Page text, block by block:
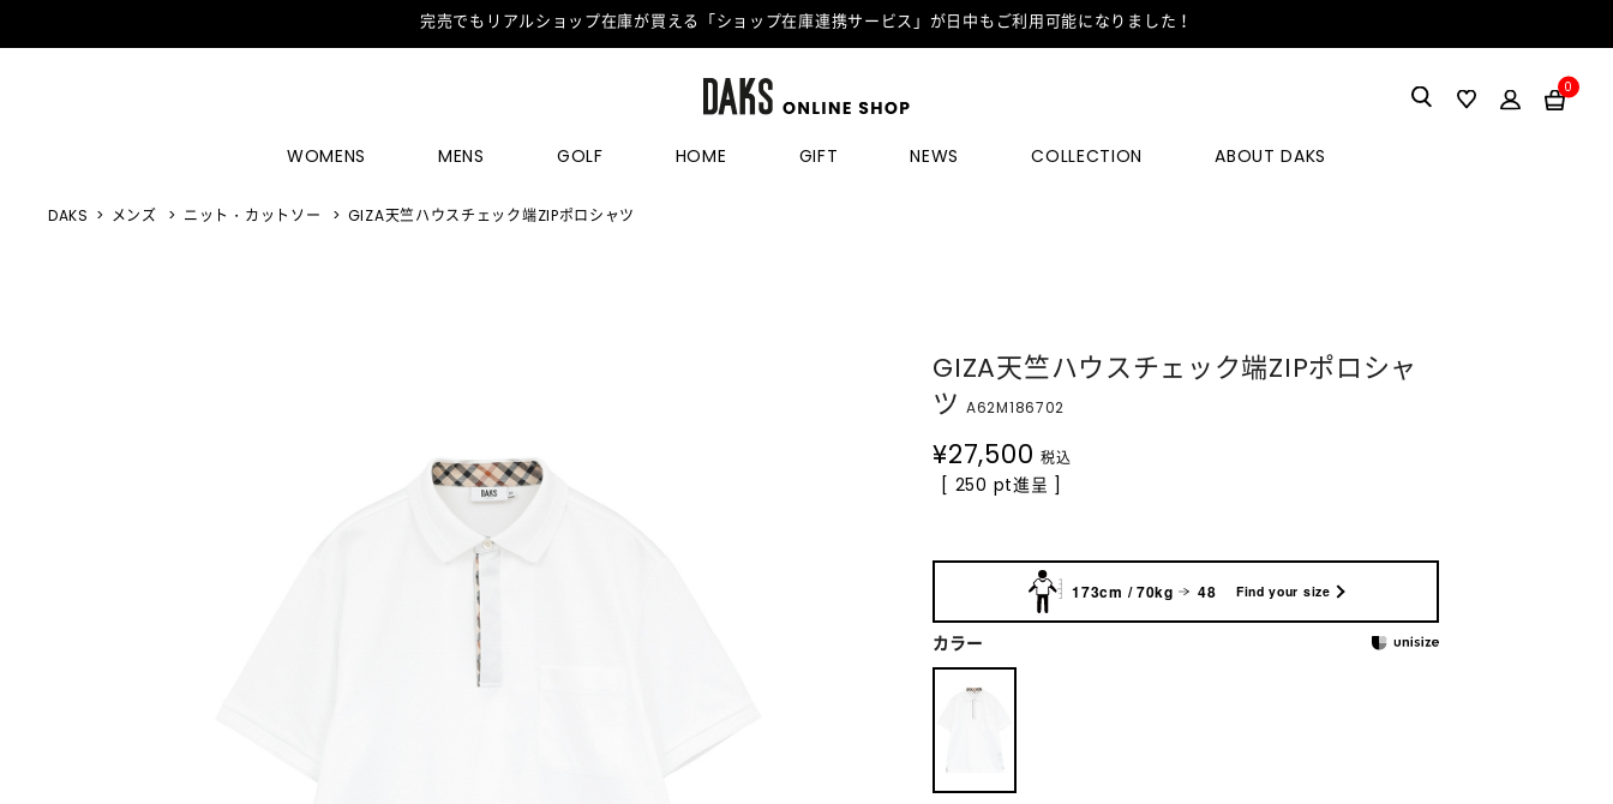
完売でもリアルショップ在庫が買える「ショップ在庫連携サービス」が日中もご利用可能になりました！
0
WOMENS MENS GOLF HOME GIFT NEWS COLLECTION ABOUT DAKS
DAKS メンズ ニット・カットソー GIZA天竺ハウスチェック端ZIPポロシャツ
GIZA天竺ハウスチェック端ZIPポロシャ
ツ A62M186702
¥27,500 税込
[ 250 pt進呈 ]
173cm / 70kg 48 Find your size
カラー